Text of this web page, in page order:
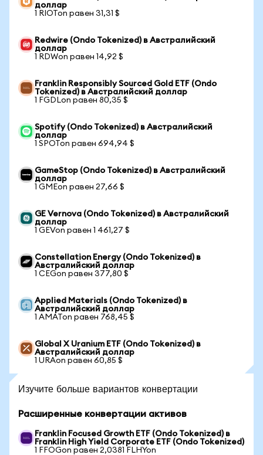
доллар
1 RIOTon равен 31,31 $
Redwire (Ondo Tokenized) в Австралийский
доллар
1 RDWon равен 14,92 $
Franklin Responsibly Sourced Gold ETF (Ondo
Tokenized) в Австралийский доллар
1 FGDLon равен 80,35 $
Spotify (Ondo Tokenized) в Австралийский
доллар
1 SPOTon равен 694,94 $
GameStop (Ondo Tokenized) в Австралийский
доллар
1 GMEon равен 27,66 $
GE Vernova (Ondo Tokenized) в Австралийский
доллар
1 GEVon равен 1 461,27 $
Constellation Energy (Ondo Tokenized) в
Австралийский доллар
1 CEGon равен 377,80 $
Applied Materials (Ondo Tokenized) в
Австралийский доллар
1 AMATon равен 768,45 $
Global X Uranium ETF (Ondo Tokenized) в
Австралийский доллар
1 URAon равен 60,85 $
Изучите больше вариантов конвертации
Расширенные конвертации активов
Franklin Focused Growth ETF (Ondo Tokenized) в
Franklin High Yield Corporate ETF (Ondo Tokenized)
1 FFOGon равен 2,0381 FLHYon